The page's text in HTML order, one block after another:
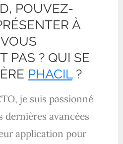
POUVEZ-
À
PAS ? QUI SE
PHACIL?
je suis passionné
dernières avancées
application pour